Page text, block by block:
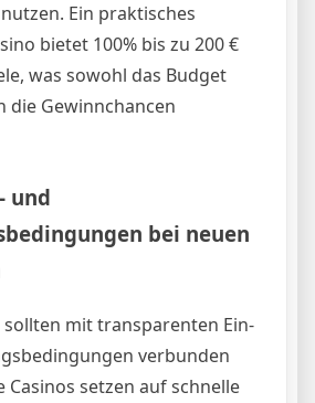
Ein praktisches
bietet 100% bis zu 200 €
was sowohl das Budget
die Gewinnchancen
und
bei neuen
mit transparenten Ein-
verbunden
Casinos setzen auf schnelle